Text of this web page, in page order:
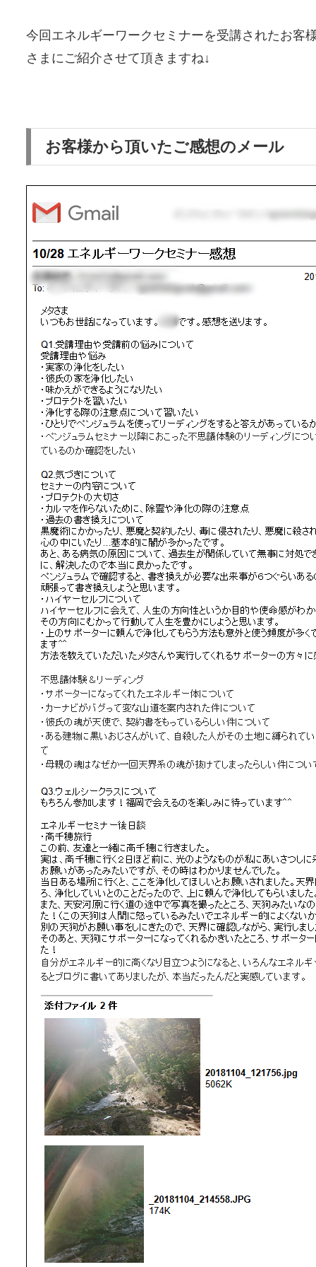
今回エネルギーワークセミナーを受講されたお客
さまにご紹介させて頂きますね↓
お客様から頂いたご感想のメール